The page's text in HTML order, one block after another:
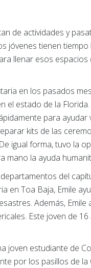
de actividades y
jóvenes tienen tiempo
llenar esos espacios
en los pasados
el estado de la
para
kits de las
igual forma, tuvo la
mano la ayuda
del
en Toa Baja, Emile
Además,
Este joven de
joven estudiante de
por los pasillos de la